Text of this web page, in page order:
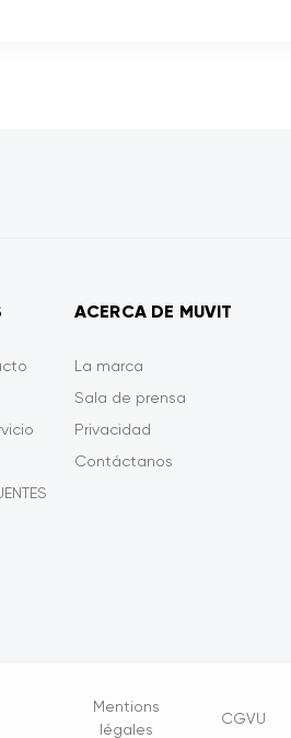
ACERCA DE MUVIT
La marca
Sala de prensa
Privacidad
Contáctanos
Mentions
légales
CGVU